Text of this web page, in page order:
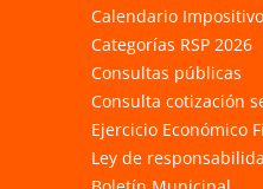
Calendario
Categorías RSP 2026
Consultas públicas
Consulta cotización
Ejercicio Económico
Ley de